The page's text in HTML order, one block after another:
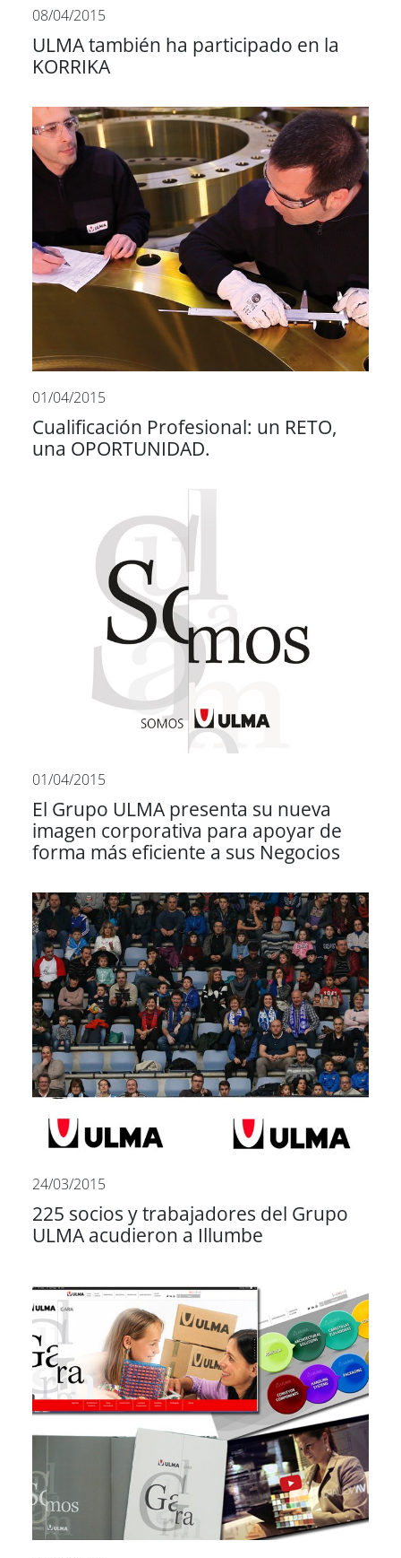
08/04/2015
ULMA también ha participado en la
KORRIKA
01/04/2015
Cualificación Profesional: un RETO,
una OPORTUNIDAD.
01/04/2015
El Grupo ULMA presenta su nueva
imagen corporativa para apoyar de
forma más eficiente a sus Negocios
24/03/2015
225 socios y trabajadores del Grupo
ULMA acudieron a Illumbe